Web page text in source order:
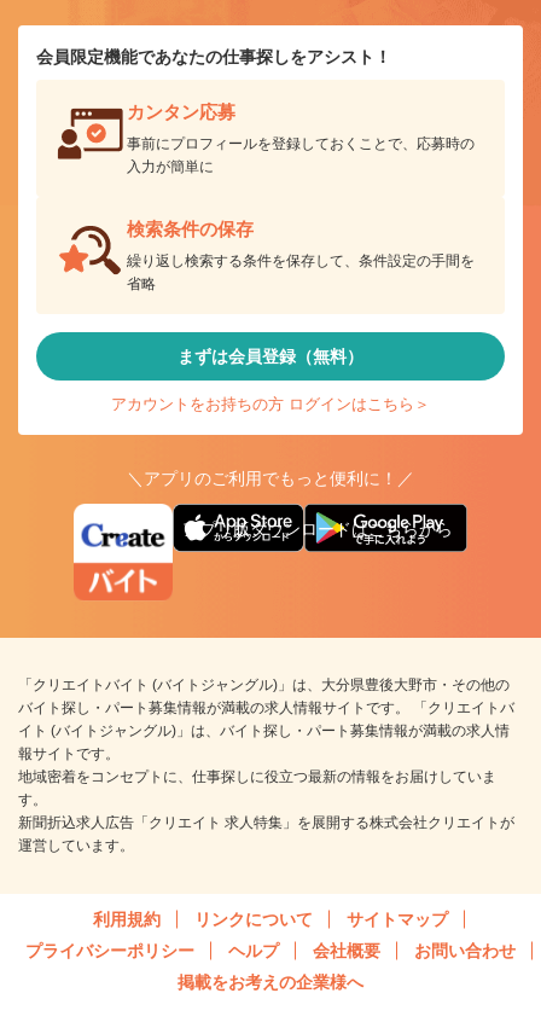
会員限定機能であなたの仕事探しをアシスト！
カンタン応募
事前にプロフィールを登録しておくことで、応募時の
入力が簡単に
検索条件の保存
繰り返し検索する条件を保存して、条件設定の手間を
省略
まずは会員登録（無料）
アカウントをお持ちの方 ログインはこちら＞
＼アプリのご利用でもっと便利に！／
アプリ版ダウンロードはこちらから
「クリエイトバイト (バイトジャングル)」は、大分県豊後大野市・その他の
バイト探し・パート募集情報が満載の求人情報サイトです。 「クリエイトバ
イト (バイトジャングル)」は、バイト探し・パート募集情報が満載の求人情
報サイトです。
地域密着をコンセプトに、仕事探しに役立つ最新の情報をお届けしていま
す。
新聞折込求人広告「クリエイト 求人特集」を展開する株式会社クリエイトが
運営しています。
利用規約 リンクについて
サイトマップ
プライバシーポリシー
ヘルプ 会社概要
お問い合わせ
掲載をお考えの企業様へ